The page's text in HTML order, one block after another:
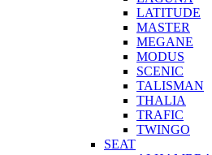
LATITUDE
MASTER
MEGANE
MODUS
SCENIC
TALISMAN
THALIA
TRAFIC
TWINGO
SEAT